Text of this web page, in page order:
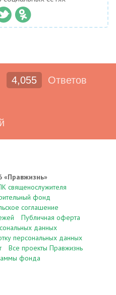
4,055
Ответов
«Правжизнь»
священослужителя
фонд
соглашение
Публичная оферта
данных
персональных данных
Все проекты Правжизнь
фонда